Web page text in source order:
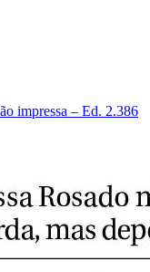
impressa – Ed. 2.386